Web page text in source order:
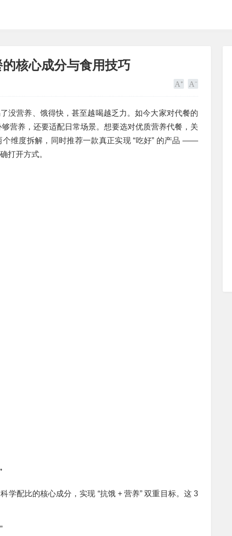
核心成分与食用技巧
没营养、饿得快，甚至越喝越乏力。如今大家对代餐的
营养，还要适配日常场景。想要选对优质营养代餐，关
个维度拆解，同时推荐一款真正实现 “吃好” 的产品 ——
打开方式。
学配比的核心成分，实现 “抗饿 + 营养” 双重目标。这 3